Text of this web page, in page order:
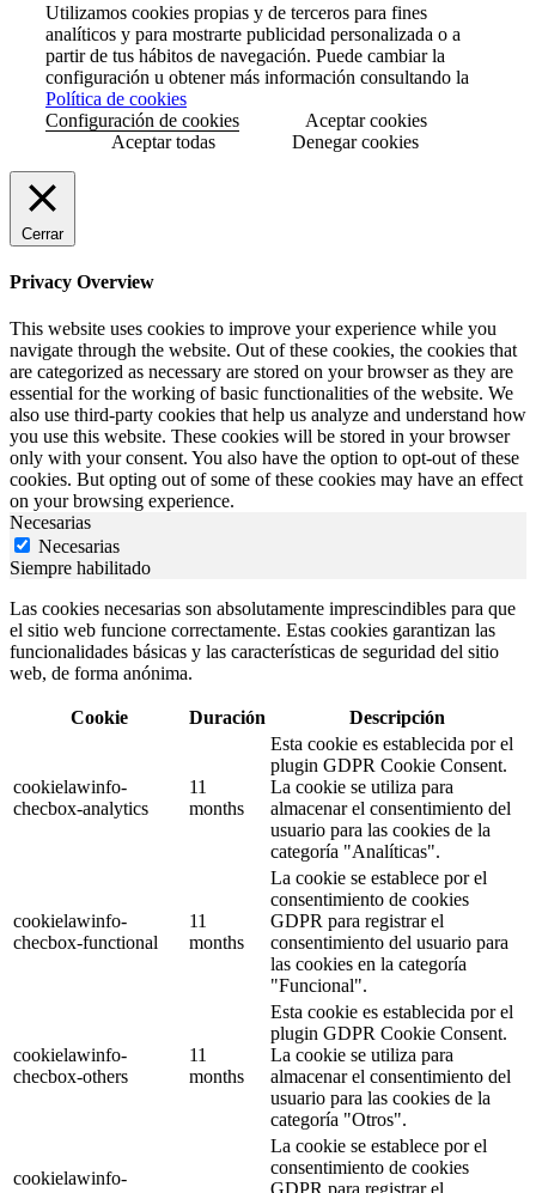
Utilizamos cookies propias y de terceros para fines
analíticos y para mostrarte publicidad personalizada o a
partir de tus hábitos de navegación. Puede cambiar la
configuración u obtener más información consultando la
Política de cookies
Configuración de cookies
Aceptar cookies
Aceptar todas
Denegar cookies
Cerrar
Privacy Overview
This website uses cookies to improve your experience while you
navigate through the website. Out of these cookies, the cookies that
are categorized as necessary are stored on your browser as they are
essential for the working of basic functionalities of the website. We
also use third-party cookies that help us analyze and understand how
you use this website. These cookies will be stored in your browser
only with your consent. You also have the option to opt-out of these
cookies. But opting out of some of these cookies may have an effect
on your browsing experience.
Necesarias
Necesarias
Siempre habilitado
Las cookies necesarias son absolutamente imprescindibles para que
el sitio web funcione correctamente. Estas cookies garantizan las
funcionalidades básicas y las características de seguridad del sitio
web, de forma anónima.
Cookie Duración Descripción
cookielawinfo-
checbox-analytics
11
months
Esta cookie es establecida por el
plugin GDPR Cookie Consent.
La cookie se utiliza para
almacenar el consentimiento del
usuario para las cookies de la
categoría "Analíticas".
cookielawinfo-
checbox-functional
11
months
La cookie se establece por el
consentimiento de cookies
GDPR para registrar el
consentimiento del usuario para
las cookies en la categoría
"Funcional".
cookielawinfo-
checbox-others
11
months
Esta cookie es establecida por el
plugin GDPR Cookie Consent.
La cookie se utiliza para
almacenar el consentimiento del
usuario para las cookies de la
categoría "Otros".
cookielawinfo-
La cookie se establece por el
consentimiento de cookies